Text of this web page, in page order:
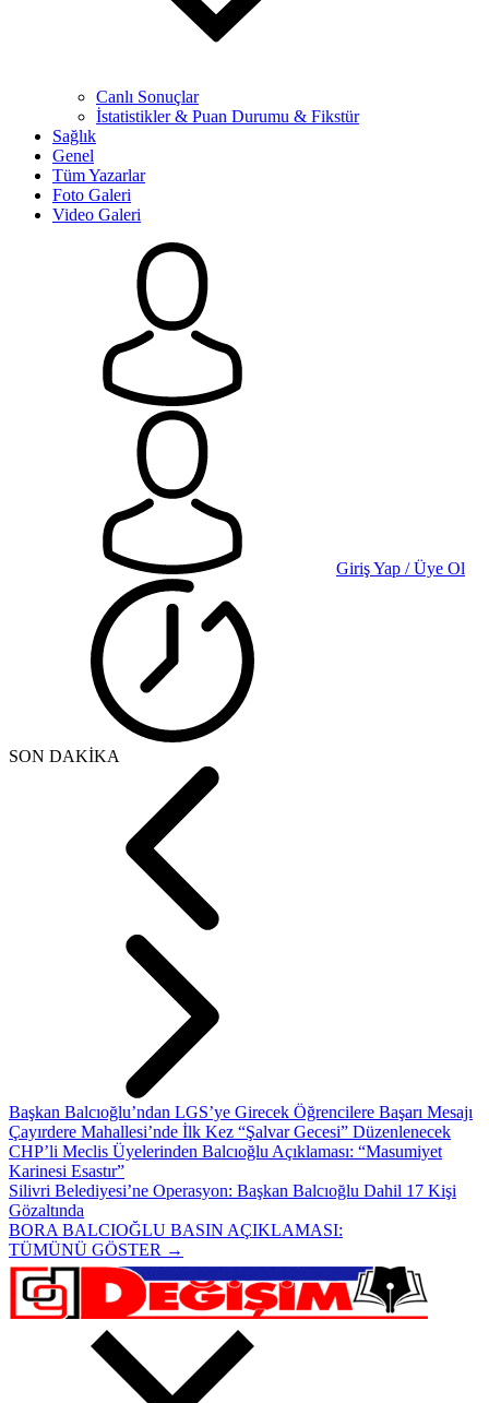
Canlı Sonuçlar
İstatistikler & Puan Durumu & Fikstür
Sağlık
Genel
Tüm Yazarlar
Foto Galeri
Video Galeri
Giriş Yap / Üye Ol
SON DAKİKA
Başkan Balcıoğlu’ndan LGS’ye Girecek Öğrencilere Başarı Mesajı
Çayırdere Mahallesi’nde İlk Kez “Şalvar Gecesi” Düzenlenecek
CHP’li Meclis Üyelerinden Balcıoğlu Açıklaması: “Masumiyet
Karinesi Esastır”
Silivri Belediyesi’ne Operasyon: Başkan Balcıoğlu Dahil 17 Kişi
Gözaltında
BORA BALCIOĞLU BASIN AÇIKLAMASI:
TÜMÜNÜ GÖSTER →